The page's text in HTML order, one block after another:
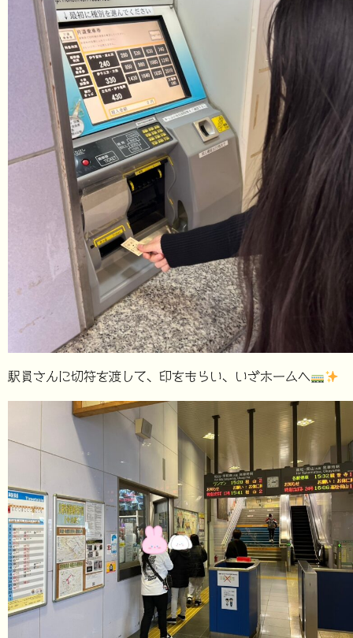
駅員さんに切符を渡して、印をもらい、いざホームへ